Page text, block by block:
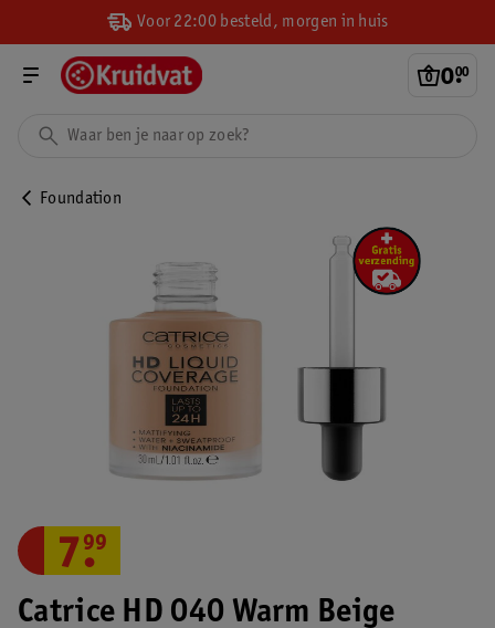
Voor 22:00 besteld, morgen in huis
0.
00
Foundation
Catrice HD 040 Warm Beige
7.
99